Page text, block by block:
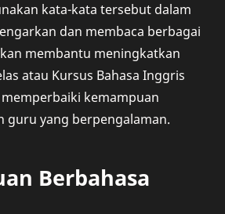
kata-kata tersebut dalam
dan membaca berbagai
membantu meningkatkan
atau Kursus Bahasa Inggris
kemampuan
guru yang berpengalaman.
Berbahasa